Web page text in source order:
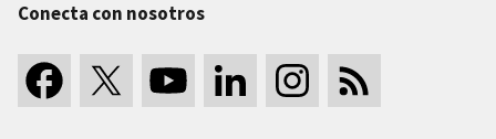
Conecta con nosotros